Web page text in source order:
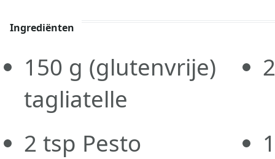
Ingrediënten
150 g (glutenvrije)
tagliatelle
2 tsp Pesto